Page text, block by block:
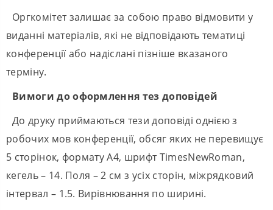
Оргкомітет залишає за собою право відмовити у
виданні матеріалів, які не відповідають тематиці
конференції або надіслані пізніше вказаного
терміну.
Вимоги до оформлення тез доповідей
До друку приймаються тези доповіді однією з
робочих мов конференції, обсяг яких не перевищує
5 сторінок, формату А4, шрифт ТіmesNewRoman,
кегель – 14. Поля – 2 см з усіх сторін, міжрядковий
інтервал – 1.5. Вирівнювання по ширині.